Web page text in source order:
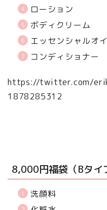
ローション
ボディクリーム
エッセンシャルオ
コンディショナー
https://twitter.com/
1878285312
8,000円福袋（Bタイ
洗顔料